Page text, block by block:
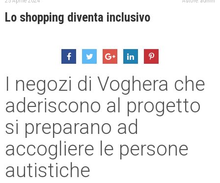
Lo shopping diventa inclusivo
I negozi di Voghera che
aderiscono al progetto
si preparano ad
accogliere le persone
autistiche